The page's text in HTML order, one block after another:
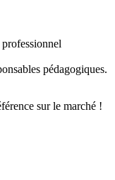
pédagogiques.
sur le marché !